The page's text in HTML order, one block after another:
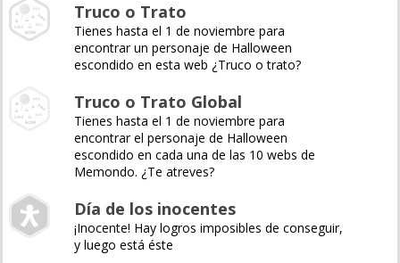
Truco o Trato
Tienes hasta el 1 de noviembre para
encontrar un personaje de Halloween
escondido en esta web ¿Truco o trato?
Truco o Trato Global
Tienes hasta el 1 de noviembre para
encontrar el personaje de Halloween
escondido en cada una de las 10 webs de
Memondo. ¿Te atreves?
Día de los inocentes
¡Inocente! Hay logros imposibles de conseguir,
y luego está éste